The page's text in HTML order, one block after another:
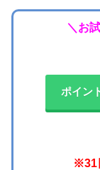
＼お
ポイン
※31